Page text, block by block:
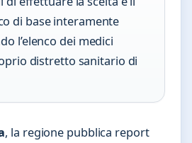
di base interamente
l’elenco dei medici
distretto sanitario di
, la regione pubblica report